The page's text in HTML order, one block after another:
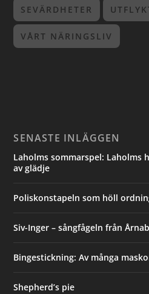
SEVÄRDHETER
VÅRT NÄRINGSLIV
SENASTE INLÄGGEN
Laholms sommarspel: Laholms
av glädje
Poliskonstapeln som höll
Siv-Inger – sångfågeln från
Bingestickning: Av många
Shepherd’s pie